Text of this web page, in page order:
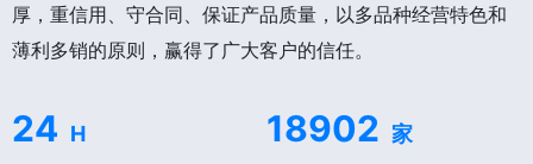
厚，重信用、守合同、保证产品质量，以多品种经营特色和
薄利多销的原则，赢得了广大客户的信任。
24 H 18902 家